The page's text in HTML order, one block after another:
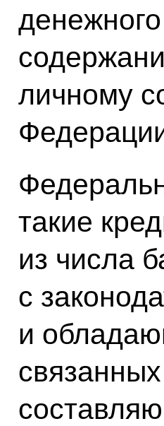
личному
такие
из числа
с
и